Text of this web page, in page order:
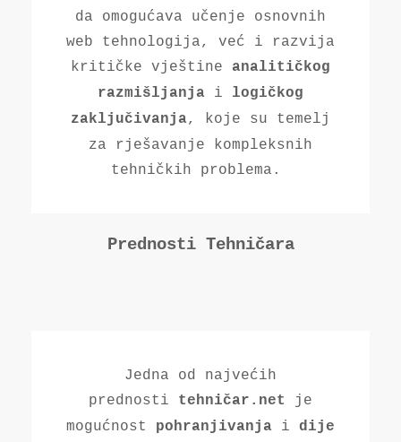
da omogućava učenje osnovnih
web tehnologija, već i razvija
kritičke vještine analitičkog
razmišljanja i logičkog
zaključivanja, koje su temelj
za rješavanje kompleksnih
tehničkih problema.
Prednosti Tehničara
Jedna od najvećih
prednosti tehničar.net
je
mogućnost pohranjivanja i dije